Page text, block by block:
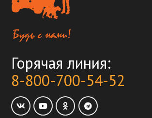
Горячая линия:
8-800-700-54-52